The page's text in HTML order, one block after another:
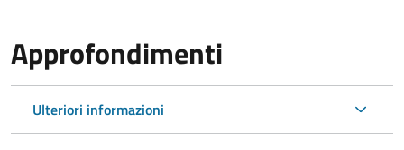
Approfondimenti
Ulteriori informazioni